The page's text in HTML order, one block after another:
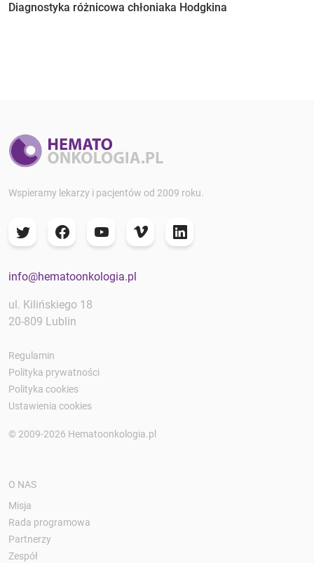
Diagnostyka różnicowa chłoniaka Hodgkina
Wspieramy lekarzy i pacjentów od 2009 roku.
info@hematoonkologia.pl
ul. Kilińskiego 18
20-809 Lublin
Regulamin
Polityka prywatności
Polityka cookies
Ustawienia cookies
© 2009-2026 Hematoonkologia.pl
O NAS
Misja
Rada programowa
Partnerzy
Zespół